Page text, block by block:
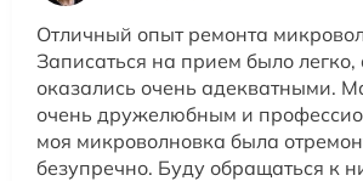
Отличный опыт ремонта
Записаться на прием было
оказались очень адекватными.
очень дружелюбным и
моя микроволновка была
безупречно. Буду обращаться к